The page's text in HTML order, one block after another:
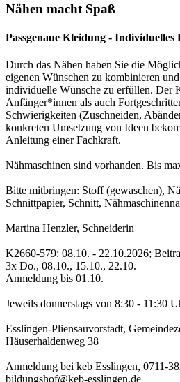
Nähen macht Spaß
Passgenaue Kleidung - Individuelles
Durch das Nähen haben Sie die
eigenen Wünschen zu kombinieren
individuelle Wünsche zu erfüllen. Der
Anfänger*innen als auch
Schwierigkeiten (Zuschneiden,
konkreten Umsetzung von Ideen
Anleitung einer Fachkraft.
Nähmaschinen sind vorhanden. Bis
Bitte mitbringen: Stoff (gewaschen),
Schnittpapier, Schnitt,
Martina Henzler, Schneiderin
K2660-579: 08.10. - 22.10.2026;
3x Do., 08.10., 15.10., 22.10.
Anmeldung bis 01.10.
Jeweils donnerstags von 8:30 - 11:30
Esslingen-Pliensauvorstadt,
Häuserhaldenweg 38
Anmeldung bei keb Esslingen, 0711-
bildungshof@keb-esslingen.de